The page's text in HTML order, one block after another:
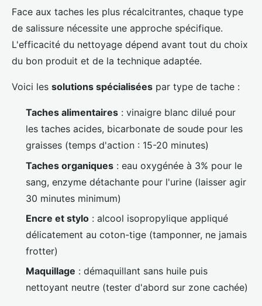
Face aux taches les plus récalcitrantes, chaque type
de salissure nécessite une approche spécifique.
L'efficacité du nettoyage dépend avant tout du choix
du bon produit et de la technique adaptée.
Voici les solutions spécialisées par type de tache :
Taches alimentaires : vinaigre blanc dilué pour
les taches acides, bicarbonate de soude pour les
graisses (temps d'action : 15-20 minutes)
Taches organiques : eau oxygénée à 3% pour le
sang, enzyme détachante pour l'urine (laisser agir
30 minutes minimum)
Encre et stylo : alcool isopropylique appliqué
délicatement au coton-tige (tamponner, ne jamais
frotter)
Maquillage : démaquillant sans huile puis
nettoyant neutre (tester d'abord sur zone cachée)